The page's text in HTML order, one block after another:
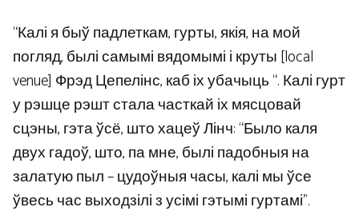
“Калі я быў падлеткам, гурты, якія, на мой
погляд, былі самымі вядомымі і круты [local
venue] Фрэд Цепелінс, каб іх убачыць “. Калі гурт
у рэшце рэшт стала часткай іх мясцовай
сцэны, гэта ўсё, што хацеў Лінч: “Было каля
двух гадоў, што, па мне, былі падобныя на
залатую пыл – цудоўныя часы, калі мы ўсе
ўвесь час выходзілі з усімі гэтымі гуртамі”.